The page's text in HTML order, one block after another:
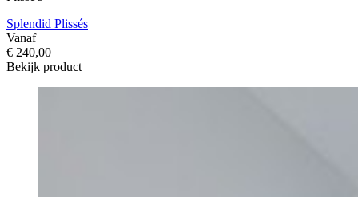
Splendid Plissés
Vanaf
€ 240,00
Bekijk product